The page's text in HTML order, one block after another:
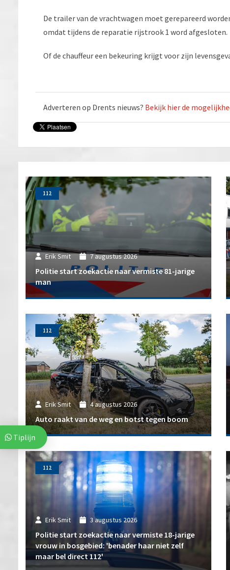
De trailer van de vrachtwagen moet gerepareerd
omdat tijdens de reparatie rijstrook 1 word afgesloten.
Of de chauffeur een bekeuring krijgt voor zijn
Adverteren op Drents nieuws? Bekijk hier de
Erik Smit 7 augustus 2026
Politie start zoekactie naar vermiste 81-jarige
man
112
Erik Smit 4 augustus 2026
Auto raakt van de weg en botst tegen boom
112
Erik Smit 3 augustus 2026
Politie start zoekactie naar vermiste 18-jarige
vrouw in bosgebied: 'benader haar niet zelf
maar bel direct 112'
112
Tiplijn